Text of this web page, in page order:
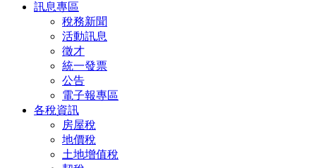
訊息專區
稅務新聞
活動訊息
徵才
統一發票
公告
電子報專區
各稅資訊
房屋稅
地價稅
土地增值稅